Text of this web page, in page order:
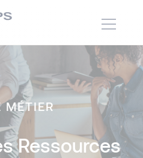
MÉTIER
Ressources